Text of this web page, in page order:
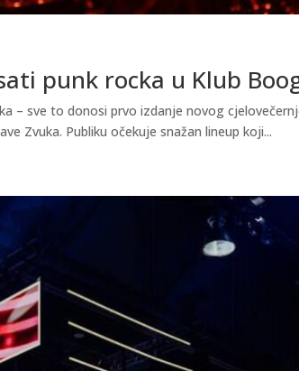
punk rocka u Klub
– sve to donosi prvo izdanje novog
Zvuka. Publiku očekuje snažan lineup koji...